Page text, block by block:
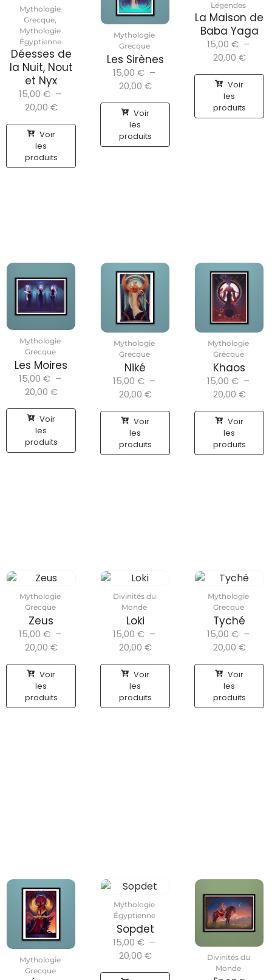
Mythologie
Grecque,
Mythologie
Égyptienne
Déesses de
la Nuit, Nout
et Nyx
15,00 € –
20,00 €
Voir
les
produits
Mythologie
Grecque
Les Sirènes
15,00 € –
20,00 €
Voir
les
produits
Légendes
La Maison de
Baba Yaga
15,00 € –
20,00 €
Voir
les
produits
Mythologie
Grecque
Les Moires
15,00 € –
20,00 €
Voir
les
produits
Mythologie
Grecque
Niké
15,00 € –
20,00 €
Voir
les
produits
Mythologie
Grecque
Khaos
15,00 € –
20,00 €
Voir
les
produits
Mythologie
Grecque
Zeus
15,00 € –
20,00 €
Voir
les
produits
Divinités du
Monde
Loki
15,00 € –
20,00 €
Voir
les
produits
Mythologie
Grecque
Tyché
15,00 € –
20,00 €
Voir
les
produits
Mythologie
Grecque
Mythologie
Égyptienne
Sopdet
15,00 € –
20,00 €
Divinités du
Monde